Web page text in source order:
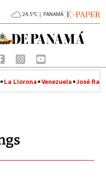
24.5°C | PANAMÁ
La Llorona Venezuela José